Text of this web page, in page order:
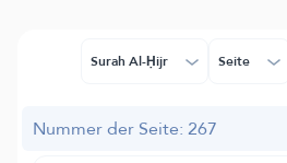
Surah Al-Ḥijr Seite
Nummer der Seite: 267